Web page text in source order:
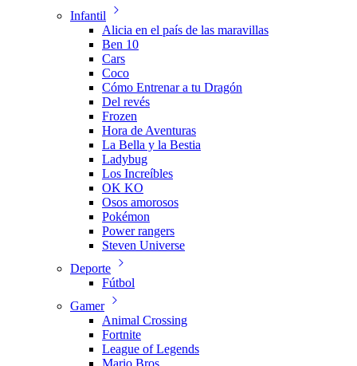
Infantil
Alicia en el país de las maravillas
Ben 10
Cars
Coco
Cómo Entrenar a tu Dragón
Del revés
Frozen
Hora de Aventuras
La Bella y la Bestia
Ladybug
Los Increíbles
OK KO
Osos amorosos
Pokémon
Power rangers
Steven Universe
Deporte
Fútbol
Gamer
Animal Crossing
Fortnite
League of Legends
Mario Bros